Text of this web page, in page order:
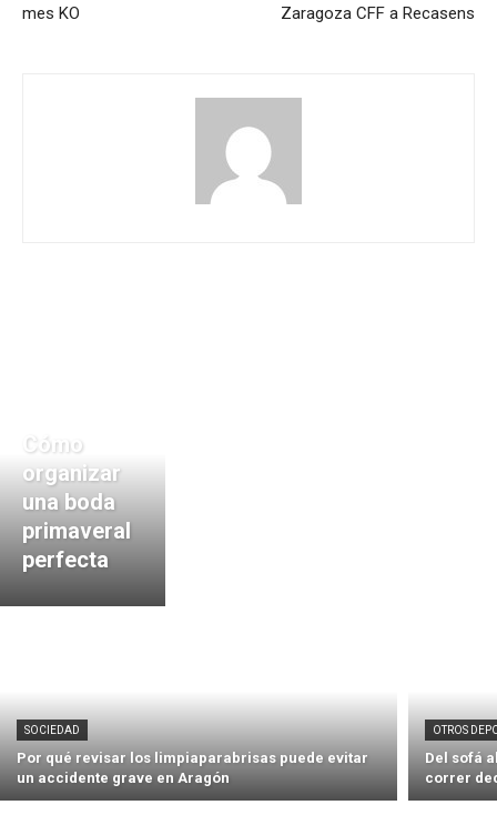
mes KO Zaragoza CFF a Recasens
Cómo
organizar
una boda
primaveral
perfecta
SOCIEDAD
Por qué revisar los limpiaparabrisas puede evitar
un accidente grave en Aragón
OTROS
Del sofá
correr